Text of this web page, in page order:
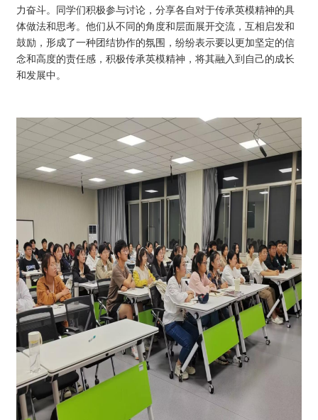
力奋斗。同学们积极参与讨论，分享各自对于传承英模精神的具
体做法和思考。他们从不同的角度和层面展开交流，互相启发和
鼓励，形成了一种团结协作的氛围，纷纷表示要以更加坚定的信
念和高度的责任感，积极传承英模精神，将其融入到自己的成长
和发展中。